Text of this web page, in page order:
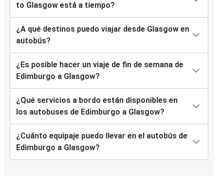
to Glasgow está a tiempo?
¿A qué destinos puedo viajar desde Glasgow en
autobús?
¿Es posible hacer un viaje de fin de semana de
Edimburgo a Glasgow?
¿Qué servicios a bordo están disponibles en
los autobuses de Edimburgo a Glasgow?
¿Cuánto equipaje puedo llevar en el autobús de
Edimburgo a Glasgow?